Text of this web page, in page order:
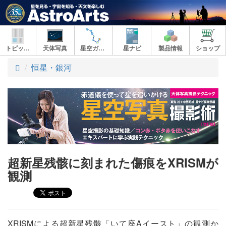
トピックス 天体写真 星空ガイド 星ナビ 製品情報 ショップ
ト
プ
恒星・銀河
超新星残骸に刻まれた傷痕をXRISMが
観測
XRISMによる超新星残骸「いて座Aイースト」の観測か